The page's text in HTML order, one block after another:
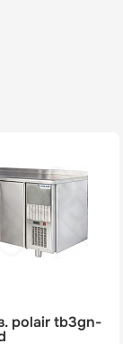
polair tb3gn-